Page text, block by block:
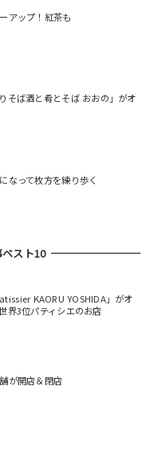
アップ！紅茶も
そば酒と肴とそば おおの」がオ
なって枚方を練り歩く
スト10
KAORU YOSHIDA」がオ
界3位パティシエのお店
が開店＆閉店